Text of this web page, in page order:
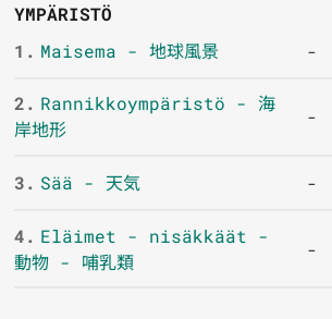
YMPÄRISTÖ
1. Maisema - 地球風景 -
2. Rannikkoympäristö - 海
岸地形
-
3. Sää - 天気 -
4. Eläimet - nisäkkäät -
動物 - 哺乳類
-